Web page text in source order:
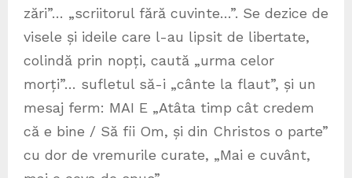
zări”… „scriitorul fără cuvinte…”. Se dezice de
visele și ideile care l-au lipsit de libertate,
colindă prin nopți, caută „urma celor
morți”… sufletul să-i „cânte la flaut”, și un
mesaj ferm: MAI E „Atâta timp cât credem
că e bine / Să fii Om, și din Christos o parte”
cu dor de vremurile curate, „Mai e cuvânt,